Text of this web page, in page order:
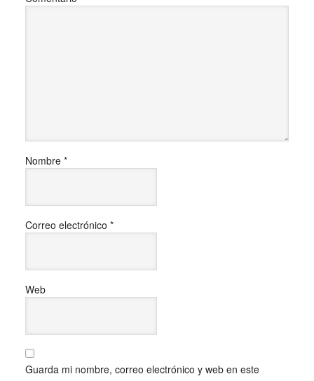
Nombre *
Correo electrónico *
Web
Guarda mi nombre, correo electrónico y web en este